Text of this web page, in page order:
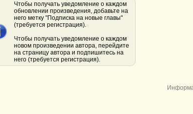
Чтобы получать уведомление о каждом
обновлении произведения, добавьте на
него метку "Подписка на новые главы"
(требуется регистрация).
Чтобы получать уведомление о каждом
новом произведении автора, перейдите
на страницу автора и подпишитесь на
него (требуется регистрация).